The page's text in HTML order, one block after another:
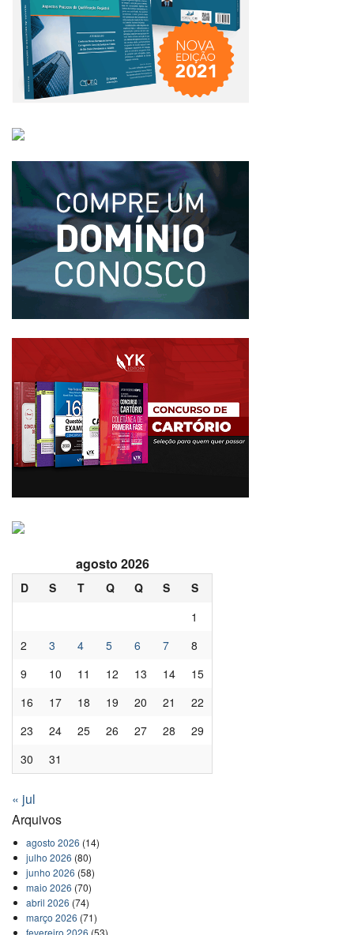
agosto 2026
D S T Q Q S
S
1
2
3 4 5 6 7
8
9
10 11 12 13 14
15
16
17 18 19 20 21
22
23
24 25 26 27 28
29
30
31
« jul
Arquivos
agosto 2026 (14)
julho 2026 (80)
junho 2026 (58)
maio 2026 (70)
abril 2026 (74)
março 2026 (71)